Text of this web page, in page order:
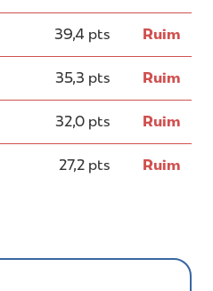
39,4 pts Ruim
35,3 pts Ruim
32,0 pts Ruim
27,2 pts Ruim